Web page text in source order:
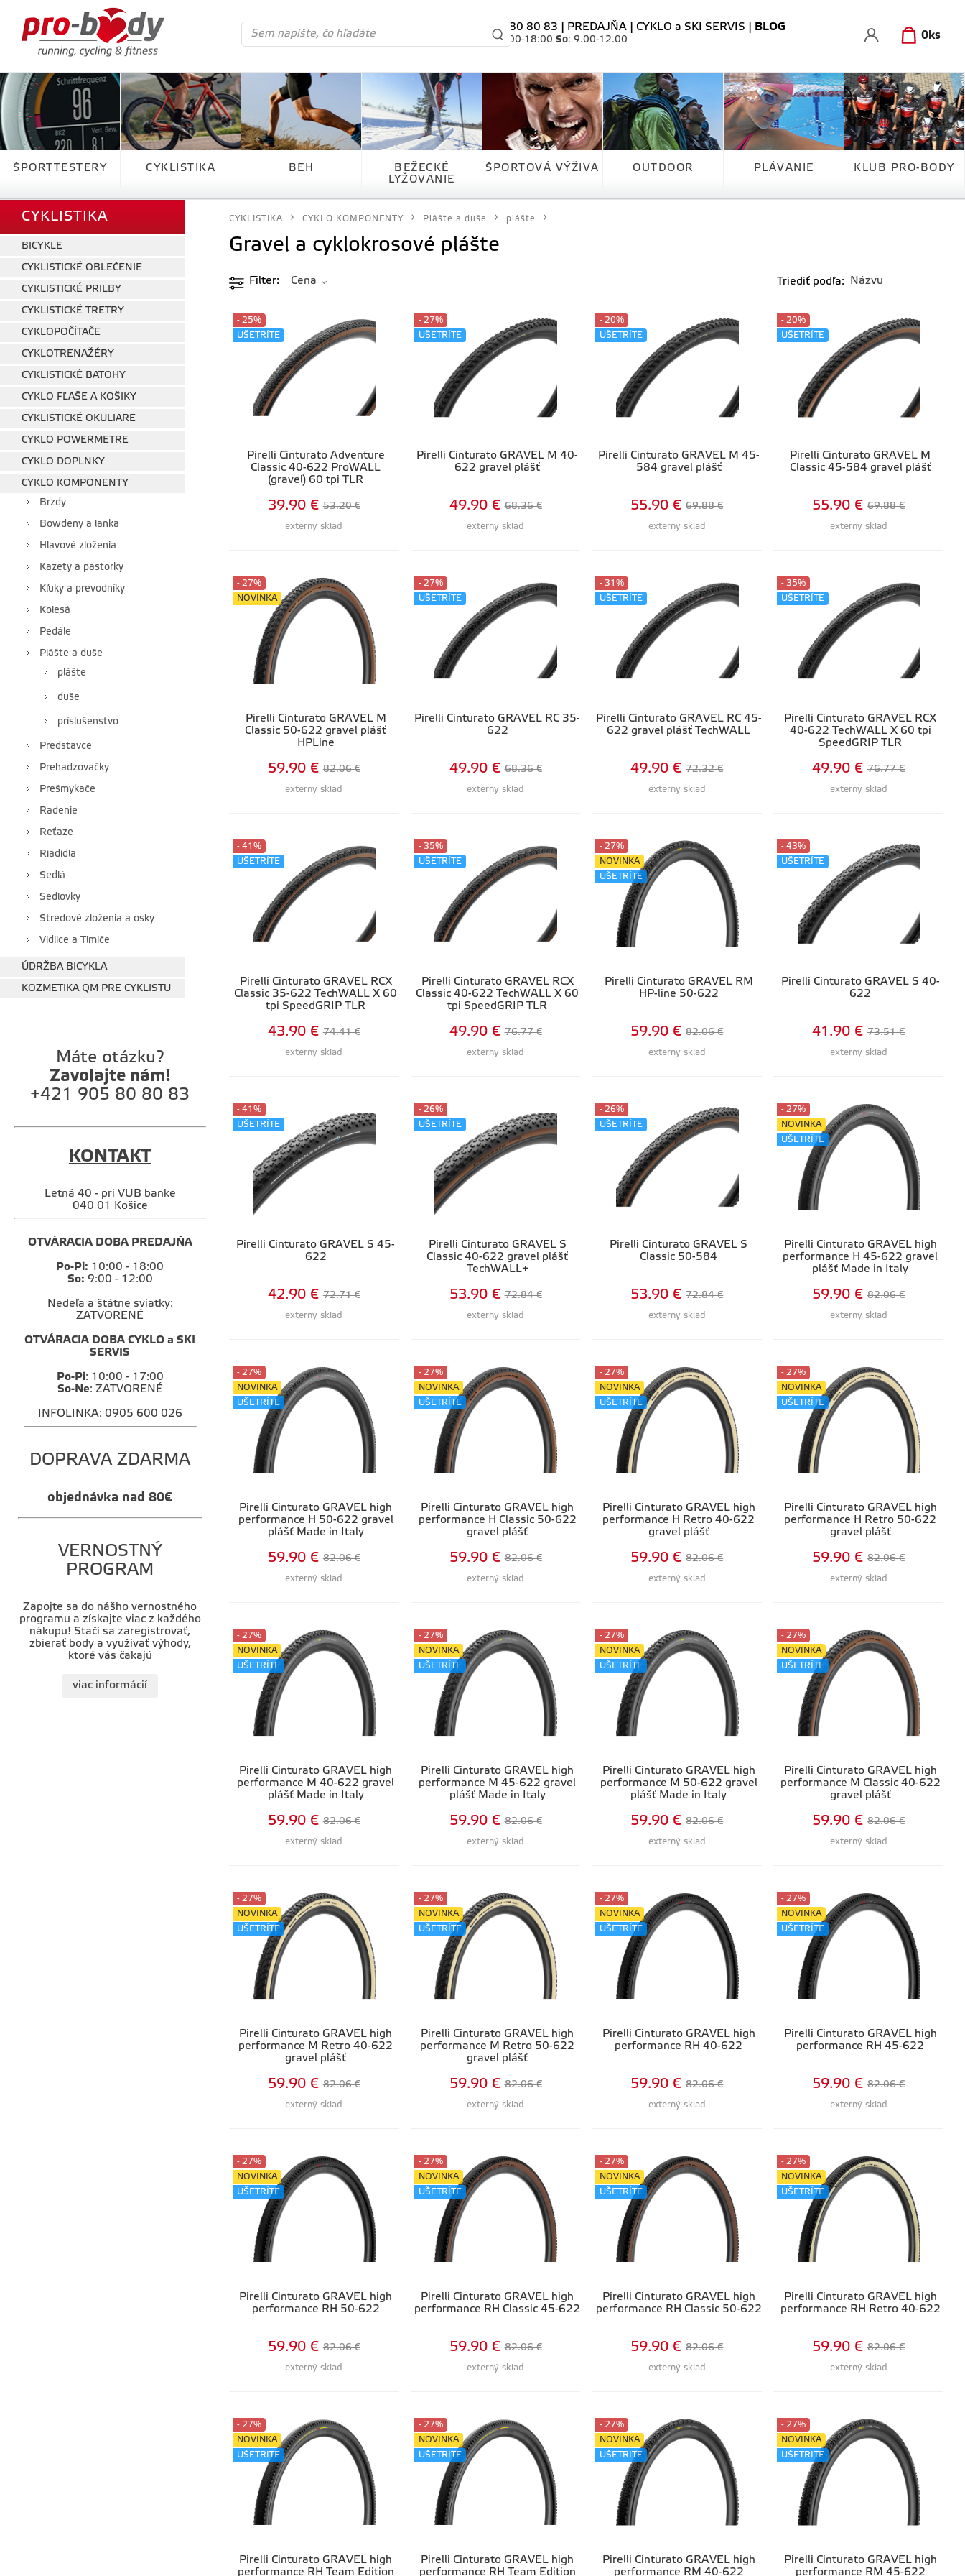
0 ks
tel. 0905 80 80 83 | PREDAJŇA CYKLO a SKI SERVIS BLOG
: 10.00-18:00 So: 9.00-12.00
ŠPORTTESTERY CYKLISTIKA BEH
BEŽECKÉ
LYŽOVANIE
ŠPORTOVÁ VÝŽIVA OUTDOOR PLÁVANIE KLUB PRO-BODY
CYKLISTIKA
BICYKLE
CYKLISTICKÉ OBLEČENIE
CYKLISTICKÉ PRILBY
CYKLISTICKÉ TRETRY
CYKLOPOČÍTAČE
CYKLOTRENAŽÉRY
CYKLISTICKÉ BATOHY
CYKLO FĽAŠE A KOŠIKY
CYKLISTICKÉ OKULIARE
CYKLO POWERMETRE
CYKLO DOPLNKY
CYKLO KOMPONENTY
Brzdy
Bowdeny a lanká
Hlavové zloženia
Kazety a pastorky
Kľuky a prevodníky
Kolesá
Pedále
Plášte a duše
plášte
duše
príslušenstvo
Predstavce
Prehadzovačky
Prešmykače
Radenie
Reťaze
Riadidlá
Sedlá
Sedlovky
Stredové zloženia a osky
Vidlice a Tlmiče
ÚDRŽBA BICYKLA
KOZMETIKA QM PRE CYKLISTU
Máte otázku?
Zavolajte nám!
+421 905 80 80 83
KONTAKT
Letná 40 - pri VUB banke
040 01 Košice
OTVÁRACIA DOBA PREDAJŇA
Po-Pi: 10:00 - 18:00
So: 9:00 - 12:00
Nedeľa a štátne sviatky:
ZATVORENÉ
OTVÁRACIA DOBA CYKLO a SKI
SERVIS
Po-Pi: 10:00 - 17:00
So-Ne: ZATVORENÉ
INFOLINKA: 0905 600 026
DOPRAVA ZDARMA
objednávka nad 80€
VERNOSTNÝ
PROGRAM
Zapojte sa do nášho vernostného
programu a získajte viac z každého
nákupu! Stačí sa zaregistrovať,
zbierať body a využívať výhody,
ktoré vás čakajú
viac informácií
CYKLISTIKA CYKLO KOMPONENTY Plášte a duše plášte
Gravel a cyklokrosové plášte
Filter Cena Triediť podľa:
Pirelli Cinturato Adventure
Classic 40-622 ProWALL
(gravel) 60 tpi TLR
- 25%
UŠETRÍTE
externý sklad
39.90 € 53.20 €
Pirelli Cinturato GRAVEL M 40-
622 gravel plášť
- 27%
UŠETRÍTE
externý sklad
49.90 € 68.36 €
Pirelli Cinturato GRAVEL M 45-
584 gravel plášť
- 20%
UŠETRÍTE
externý sklad
55.90 € 69.88 €
Pirelli Cinturato GRAVEL M
Classic 45-584 gravel plášť
- 20%
UŠETRÍTE
externý sklad
55.90 € 69.88 €
Pirelli Cinturato GRAVEL M
Classic 50-622 gravel plášť
HPLine
- 27%
NOVINKA
externý sklad
59.90 € 82.06 €
Pirelli Cinturato GRAVEL RC 35-
622
- 27%
UŠETRÍTE
externý sklad
49.90 € 68.36 €
Pirelli Cinturato GRAVEL RC 45-
622 gravel plášť TechWALL
- 31%
UŠETRÍTE
externý sklad
49.90 € 72.32 €
Pirelli Cinturato GRAVEL RCX
40-622 TechWALL X 60 tpi
SpeedGRIP TLR
- 35%
UŠETRÍTE
externý sklad
49.90 € 76.77 €
Pirelli Cinturato GRAVEL RCX
Classic 35-622 TechWALL X 60
tpi SpeedGRIP TLR
- 41%
UŠETRÍTE
externý sklad
43.90 € 74.41 €
Pirelli Cinturato GRAVEL RCX
Classic 40-622 TechWALL X 60
tpi SpeedGRIP TLR
- 35%
UŠETRÍTE
externý sklad
49.90 € 76.77 €
Pirelli Cinturato GRAVEL RM
HP-line 50-622
- 27%
NOVINKA
UŠETRÍTE
externý sklad
59.90 € 82.06 €
Pirelli Cinturato GRAVEL S 40-
622
- 43%
UŠETRÍTE
externý sklad
41.90 € 73.51 €
Pirelli Cinturato GRAVEL S 45-
622
- 41%
UŠETRÍTE
externý sklad
42.90 € 72.71 €
Pirelli Cinturato GRAVEL S
Classic 40-622 gravel plášť
TechWALL+
- 26%
UŠETRÍTE
externý sklad
53.90 € 72.84 €
Pirelli Cinturato GRAVEL S
Classic 50-584
- 26%
UŠETRÍTE
externý sklad
53.90 € 72.84 €
Pirelli Cinturato GRAVEL high
performance H 45-622 gravel
plášť Made in Italy
- 27%
NOVINKA
UŠETRÍTE
externý sklad
59.90 € 82.06 €
Pirelli Cinturato GRAVEL high
performance H 50-622 gravel
plášť Made in Italy
- 27%
NOVINKA
UŠETRÍTE
externý sklad
59.90 € 82.06 €
Pirelli Cinturato GRAVEL high
performance H Classic 50-622
gravel plášť
- 27%
NOVINKA
UŠETRÍTE
externý sklad
59.90 € 82.06 €
Pirelli Cinturato GRAVEL high
performance H Retro 40-622
gravel plášť
- 27%
NOVINKA
UŠETRÍTE
externý sklad
59.90 € 82.06 €
Pirelli Cinturato GRAVEL high
performance H Retro 50-622
gravel plášť
- 27%
NOVINKA
UŠETRÍTE
externý sklad
59.90 € 82.06 €
Pirelli Cinturato GRAVEL high
performance M 40-622 gravel
plášť Made in Italy
- 27%
NOVINKA
UŠETRÍTE
externý sklad
59.90 € 82.06 €
Pirelli Cinturato GRAVEL high
performance M 45-622 gravel
plášť Made in Italy
- 27%
NOVINKA
UŠETRÍTE
externý sklad
59.90 € 82.06 €
Pirelli Cinturato GRAVEL high
performance M 50-622 gravel
plášť Made in Italy
- 27%
NOVINKA
UŠETRÍTE
externý sklad
59.90 € 82.06 €
Pirelli Cinturato GRAVEL high
performance M Classic 40-622
gravel plášť
- 27%
NOVINKA
UŠETRÍTE
externý sklad
59.90 € 82.06 €
Pirelli Cinturato GRAVEL high
performance M Retro 40-622
gravel plášť
- 27%
NOVINKA
UŠETRÍTE
externý sklad
59.90 € 82.06 €
Pirelli Cinturato GRAVEL high
performance M Retro 50-622
gravel plášť
- 27%
NOVINKA
UŠETRÍTE
externý sklad
59.90 € 82.06 €
Pirelli Cinturato GRAVEL high
performance RH 40-622
- 27%
NOVINKA
UŠETRÍTE
externý sklad
59.90 € 82.06 €
Pirelli Cinturato GRAVEL high
performance RH 45-622
- 27%
NOVINKA
UŠETRÍTE
externý sklad
59.90 € 82.06 €
Pirelli Cinturato GRAVEL high
performance RH 50-622
- 27%
NOVINKA
UŠETRÍTE
externý sklad
59.90 € 82.06 €
Pirelli Cinturato GRAVEL high
performance RH Classic 45-622
- 27%
NOVINKA
UŠETRÍTE
externý sklad
59.90 € 82.06 €
Pirelli Cinturato GRAVEL high
performance RH Classic 50-622
- 27%
NOVINKA
UŠETRÍTE
externý sklad
59.90 € 82.06 €
Pirelli Cinturato GRAVEL high
performance RH Retro 40-622
- 27%
NOVINKA
UŠETRÍTE
externý sklad
59.90 € 82.06 €
Pirelli Cinturato GRAVEL high
performance RH Team Edition
- 27%
NOVINKA
UŠETRÍTE
Pirelli Cinturato GRAVEL high
performance RH Team Edition
- 27%
NOVINKA
UŠETRÍTE
Pirelli Cinturato GRAVEL high
performance RM 40-622
- 27%
NOVINKA
UŠETRÍTE
Pirelli Cinturato GRAVEL high
performance RM 45-622
- 27%
NOVINKA
UŠETRÍTE